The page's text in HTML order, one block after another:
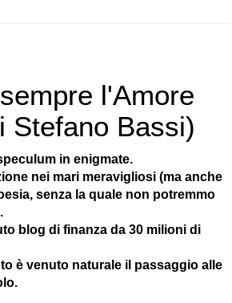
l'Amore
Stefano Bassi)
in enigmate.
nei mari meravigliosi (ma anche
senza la quale non potremmo
blog di finanza da 30 milioni di
è venuto naturale il passaggio alle